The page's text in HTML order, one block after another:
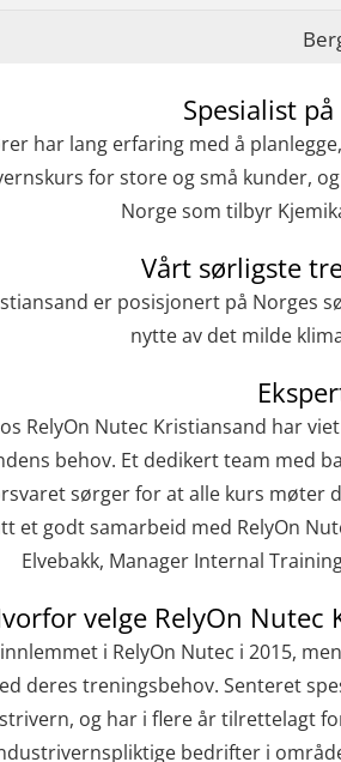
Safety Training for the
(OBS117)
Sikkerhetskurs – Rep.
inkl. HABD
Offshore Norge til
sikkerhetsopplæring
Training (English)
(OER109)
Air Emergency Breathing
EBS) Initial Deployment
Spesialist
har lang erfaring med å
for store og små kunder,
Norge som tilbyr
Vårt sørligste
er posisjonert på Norges
nytte av det milde
RelyOn Nutec Kristiansand har
behov. Et dedikert team med
sørger for at alle kurs møter
et godt samarbeid med RelyOn
Elvebakk, Manager Internal
velge RelyOn Nutec
i RelyOn Nutec i 2015,
deres treningsbehov. Senteret
og har i flere år tilrettelagt
bedrifter i